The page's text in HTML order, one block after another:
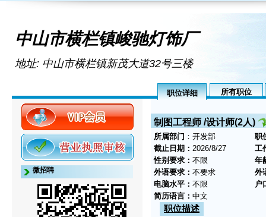
中山市横栏镇峻驰灯饰厂
地址: 中山市横栏镇新茂大道32号三楼
职位详细 所有职位
微招聘
制图工程师 /设计师(2人)
所属部门 ：开发部
职
截止日期： 2026/8/27
工
性别要求： 不限
年
外语要求： 不要求
外
电脑水平： 不限
户
简历语言： 中文
职位描述